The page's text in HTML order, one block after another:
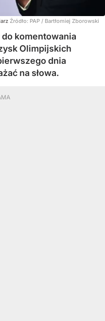
Źródło: PAP / Bartłomiej Zborowski
do komentowania
Olimpijskich
dnia
na słowa.